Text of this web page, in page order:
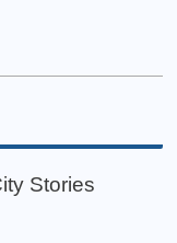
Stories